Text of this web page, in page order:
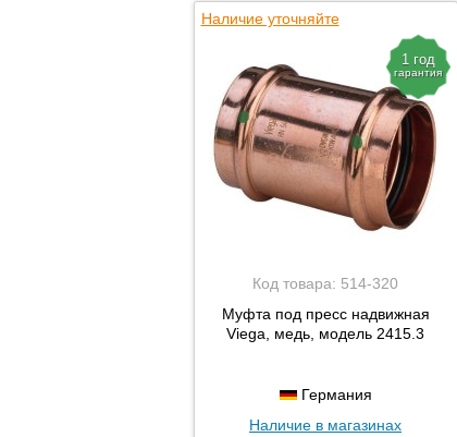
Наличие уточняйте
1 год
гарантия
Код товара: 514-320
Муфта под пресс надвижная
Viega, медь, модель 2415.3
Германия
Наличие в магазинах